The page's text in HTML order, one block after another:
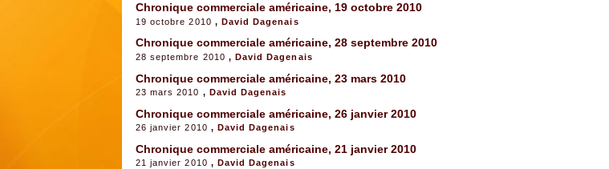
Chronique commerciale américaine, 19 octobre 2010
19 octobre 2010 , David Dagenais
Chronique commerciale américaine, 28 septembre 2010
28 septembre 2010 , David Dagenais
Chronique commerciale américaine, 23 mars 2010
23 mars 2010 , David Dagenais
Chronique commerciale américaine, 26 janvier 2010
26 janvier 2010 , David Dagenais
Chronique commerciale américaine, 21 janvier 2010
21 janvier 2010 , David Dagenais